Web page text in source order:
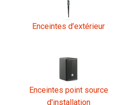
Enceintes d’extérieur
Enceintes point source
d'installation